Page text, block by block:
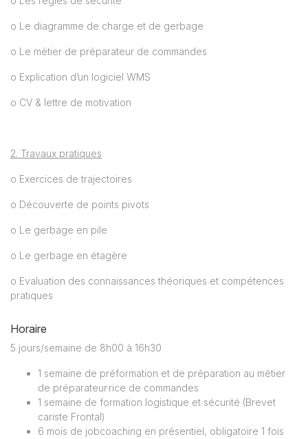
o Le diagramme de charge et de gerbage
o Le métier de préparateur de commandes
o Explication d’un logiciel WMS
o CV & lettre de motivation
2. Travaux pratiques
o Exercices de trajectoires
o Découverte de points pivots
o Le gerbage en pile
o Le gerbage en étagère
o Evaluation des connaissances théoriques et compétences
pratiques
Horaire
5 jours/semaine de 8h00 à 16h30
1 semaine de préformation et de préparation au métier
de préparateur·rice de commandes
1 semaine de formation logistique et sécurité (Brevet
cariste Frontal)
6 mois de jobcoaching en présentiel, obligatoire 1 fois